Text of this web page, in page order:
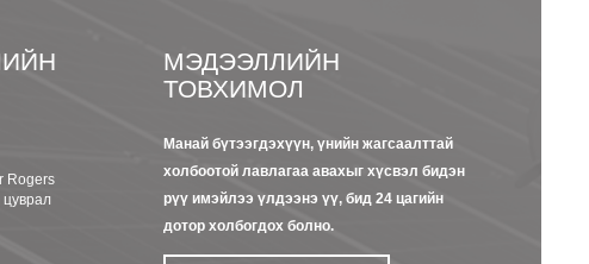
Rogers
23/09/22
Kapton Polyimi-ийн
товч танилцуулга...
15/09/22
МЭДЭЭЛЛИЙН
ТОВХИМОЛ
Манай бүтээгдэхүүн, үнийн жагсаалттай
холбоотой лавлагаа авахыг хүсвэл бидэн
рүү имэйлээ үлдээнэ үү, бид 24 цагийн
дотор холбогдох болно.